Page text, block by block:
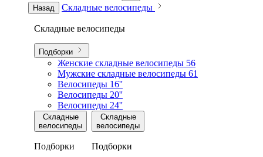
Назад Складные велосипеды
Складные велосипеды
Подборки
Женские складные велосипеды 56
Мужские складные велосипеды 61
Велосипеды 16''
Велосипеды 20''
Велосипеды 24''
Складные
велосипеды
Подборки
Складные
велосипеды
Подборки